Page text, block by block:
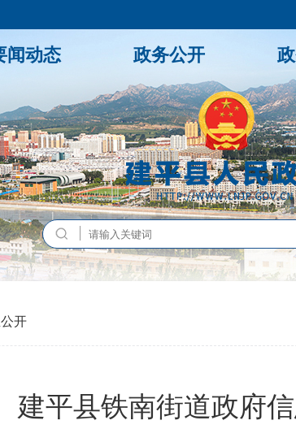
闻动态 政务公开
开
建平县铁南街道政府